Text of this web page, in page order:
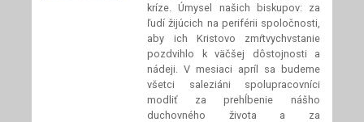
kríze. Úmysel našich biskupov: za
ľudí žijúcich na periférii spoločnosti,
aby ich Kristovo zmŕtvychvstanie
pozdvihlo k väčšej dôstojnosti a
nádeji. V mesiaci apríl sa budeme
všetci saleziáni spolupracovníci
modliť za prehĺbenie nášho
duchovného života a za